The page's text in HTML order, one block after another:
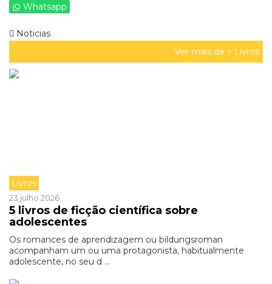
Whatsapp
Noticias
Ver mais de > Livros
Livros
23 julho 2026
5 livros de ficção científica sobre
adolescentes
Os romances de aprendizagem ou bildungsroman
acompanham um ou uma protagonista, habitualmente
adolescente, no seu d ...